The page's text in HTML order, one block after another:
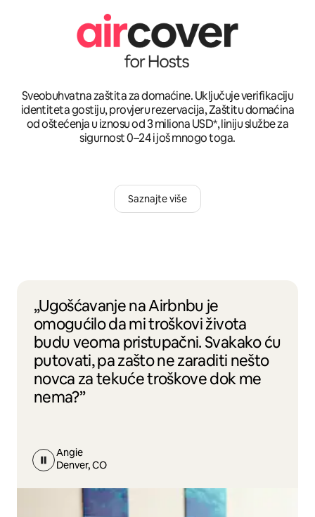
Sveobuhvatna zaštita za domaćine. Uključuje verifikaciju
identiteta gostiju, provjeru rezervacija, Zaštitu domaćina
od oštećenja u iznosu od 3 miliona USD*, liniju službe za
sigurnost 0–24 i još mnogo toga.
Saznajte više
„Ugošćavanje na Airbnbu je
omogućilo da mi troškovi života
budu veoma pristupačni. Svakako ću
putovati, pa zašto ne zaraditi nešto
novca za tekuće troškove dok me
nema?”
Angie
Denver, CO